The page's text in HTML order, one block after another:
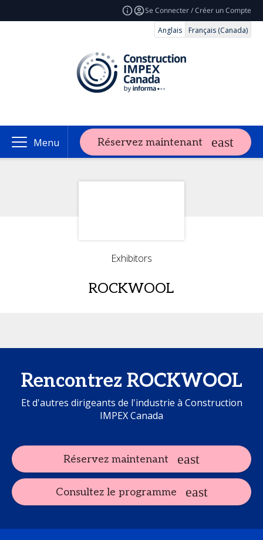
Se Connecter / Créer un Compte
Anglais
Français (Canada)
Menu Réservez maintenant
Exhibitors
ROCKWOOL
Rencontrez ROCKWOOL
Et d'autres dirigeants de l'industrie à Construction
IMPEX Canada
Réservez maintenant
Consultez le programme